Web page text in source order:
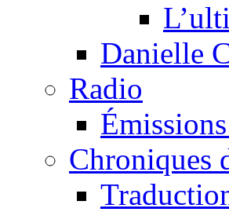
Danielle
Radio
Chroniques